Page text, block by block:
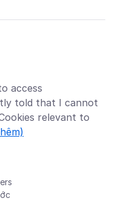
access
told that I cannot
relevant to